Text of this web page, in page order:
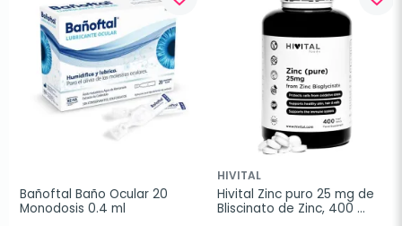
Bañoftal Baño Ocular 20
Monodosis 0.4 ml
HIVITAL
Hivital Zinc puro 25 mg de
Bliscinato de Zinc, 400